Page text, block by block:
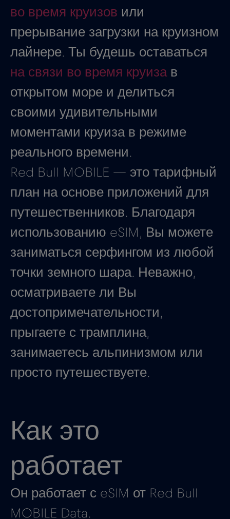
во время круизов или
прерывание загрузки на круизном
лайнере. Ты будешь оставаться
на связи во время круизав
открытом море и делиться
своими удивительными
моментами круиза в режиме
реального времени.
Red Bull MOBILE — это тарифный
план на основе приложений для
путешественников. Благодаря
использованию eSIM, Вы можете
заниматься серфингом из любой
точки земного шара. Неважно,
осматриваете ли Вы
достопримечательности,
прыгаете с трамплина,
занимаетесь альпинизмом или
просто путешествуете.
Как это
работает
Он работает с eSIM от Red Bull
MOBILE Data.